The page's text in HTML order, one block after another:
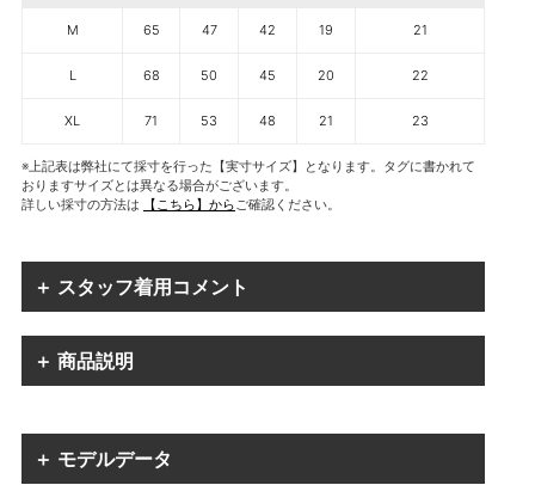
M 65 47 42 19 21
L 68 50 45 20 22
XL 71 53 48 21 23
※上記表は弊社にて採寸を行った【実寸サイズ】となります。タグに書かれて
おりますサイズとは異なる場合がございます。
詳しい採寸の方法は
【こちら】からご確認ください。
＋ スタッフ着用コメント
＋ 商品説明
＋ モデルデータ